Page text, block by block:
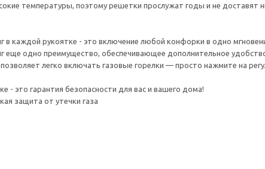
температуры, поэтому решетки прослужат годы и не доставят
в каждой рукоятке - это включение любой конфорки в одно
еще одно преимущество, обеспечивающее дополнительное удобство
легко включать газовые горелки — просто нажмите на
- это гарантия безопасности для вас и вашего дома!
защита от утечки газа